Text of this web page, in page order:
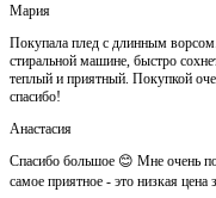
Мария
Покупала плед с длинным
стиральной машине, быстро
теплый и приятный. Покупкой
спасибо!
Анастасия
Спасибо большое 😊 Мне очень
самое приятное - это низкая